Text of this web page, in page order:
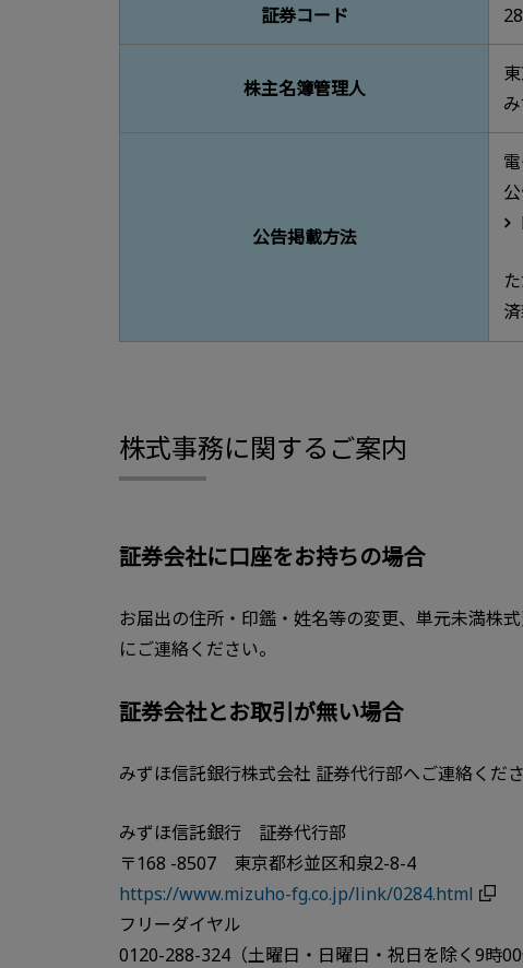
証券コード
株主名簿管理人
公告掲載方法
株式事務に関するご案内
証券会社に口座をお持ちの場合
お届出の住所・印鑑・姓名等の変更、単元未満株
にご連絡ください。
証券会社とお取引が無い場合
みずほ信託銀行株式会社 証券代行部へご連絡くださ
みずほ信託銀行 証券代行部
〒168 -8507 東京都杉並区和泉2-8-4
https://www.mizuho-fg.co.jp/link/0284.html
フリーダイヤル
0120-288-324（土曜日・日曜日・祝日を除く9時00